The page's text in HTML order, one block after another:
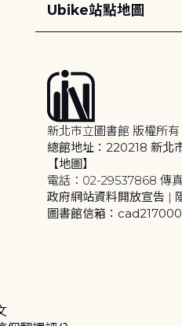
Ubike站點地圖
新北市立圖書館 版權所有
總館地址：220218 新北
【地圖】
電話：02-29537868 傳
政府網站資料開放宣告 |
圖書館信箱：